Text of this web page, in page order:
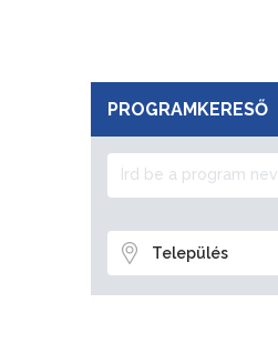
PROGRAMKERESŐ
Település